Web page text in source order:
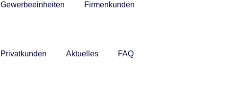
Gewerbeeinheiten Firmenkunden
Privatkunden Aktuelles FAQ